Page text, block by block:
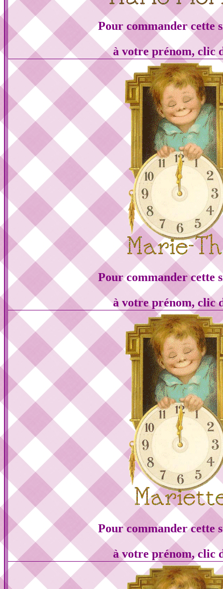
Pour commander cette
à votre prénom, clic
Pour commander cette
à votre prénom, clic
Pour commander cette
à votre prénom, clic